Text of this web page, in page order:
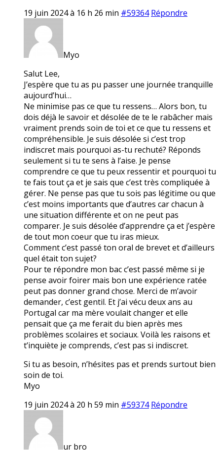
19 juin 2024 à 16 h 26 min #59364 Répondre
Myo
Salut Lee,
J’espère que tu as pu passer une journée tranquille
aujourd’hui…
Ne minimise pas ce que tu ressens… Alors bon, tu
dois déjà le savoir et désolée de te le rabâcher mais
vraiment prends soin de toi et ce que tu ressens et
compréhensible. Je suis désolée si c’est trop
indiscret mais pourquoi as-tu rechuté? Réponds
seulement si tu te sens à l’aise. Je pense
comprendre ce que tu peux ressentir et pourquoi tu
te fais tout ça et je sais que c’est très compliquée à
gérer. Ne pense pas que tu sois pas légitime ou que
c’est moins importants que d’autres car chacun à
une situation différente et on ne peut pas
comparer. Je suis désolée d’apprendre ça et j’espère
de tout mon coeur que tu iras mieux.
Comment c’est passé ton oral de brevet et d’ailleurs
quel était ton sujet?
Pour te répondre mon bac c’est passé même si je
pense avoir foirer mais bon une expérience ratée
peut pas donner grand chose. Merci de m’avoir
demander, c’est gentil. Et j’ai vécu deux ans au
Portugal car ma mère voulait changer et elle
pensait que ça me ferait du bien après mes
problèmes scolaires et sociaux. Voilà les raisons et
t’inquiète je comprends, c’est pas si indiscret.
Si tu as besoin, n’hésites pas et prends surtout bien
soin de toi.
Myo
19 juin 2024 à 20 h 59 min #59374 Répondre
ur bro